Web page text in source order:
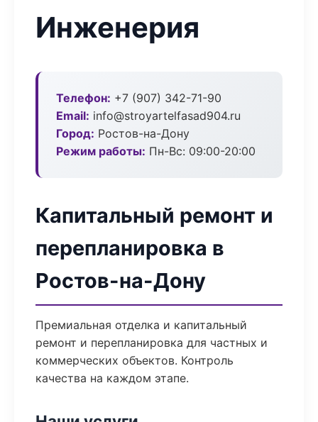
Инженерия
Телефон: +7 (907) 342-71-90
Email: info@stroyartelfasad904.ru
Город: Ростов-на-Дону
Режим работы: Пн-Вс: 09:00-20:00
Капитальный ремонт и
перепланировка в
Ростов-на-Дону
Премиальная отделка и капитальный
ремонт и перепланировка для частных и
коммерческих объектов. Контроль
качества на каждом этапе.